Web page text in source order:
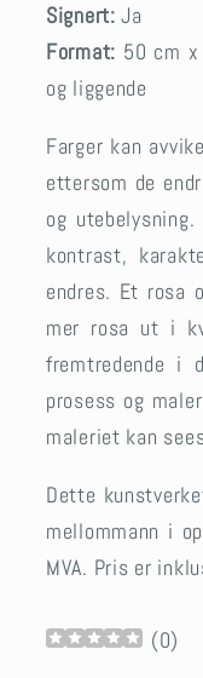
Signert: Ja
Format: 50 cm x
og liggende
Farger kan
ettersom de
og
kontrast,
endres. Et rosa
mer rosa ut i
fremtredende i
prosess og
maleriet kan
Dette
mellommann i
MVA. Pris er
(0)